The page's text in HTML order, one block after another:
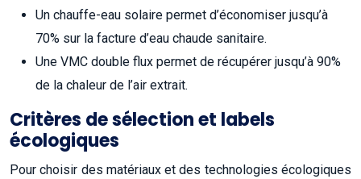
Un chauffe-eau solaire permet d’économiser jusqu’à
70% sur la facture d’eau chaude sanitaire.
Une VMC double flux permet de récupérer jusqu’à 90%
de la chaleur de l’air extrait.
Critères de sélection et labels
écologiques
Pour choisir des matériaux et des technologies écologiques